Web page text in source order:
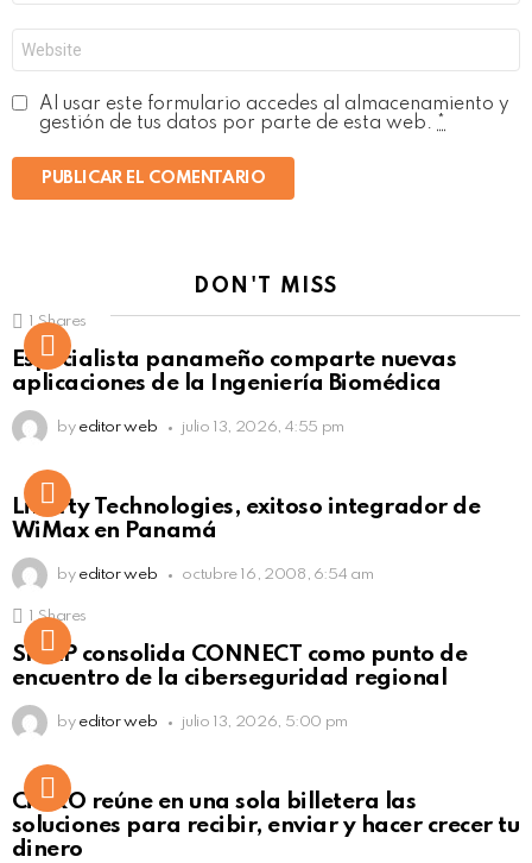
*
Al usar este formulario accedes al almacenamiento y
gestión de tus datos por parte de esta web.
DON'T MISS
Click to view this post
Shares
Especialista panameño comparte nuevas
aplicaciones de la Ingeniería Biomédica
by editor web julio 13, 2026, 4:55 pm
Liberty Technologies, exitoso integrador de
WiMax en Panamá
by editor web octubre 16, 2008, 6:54 am
Click to view this post
Shares
SISAP consolida CONNECT como punto de
encuentro de la ciberseguridad regional
by editor web julio 13, 2026, 5:00 pm
Not Safe For Work
Click to view this post
CiNKO reúne en una sola billetera las
soluciones para recibir, enviar y hacer crecer tu
dinero